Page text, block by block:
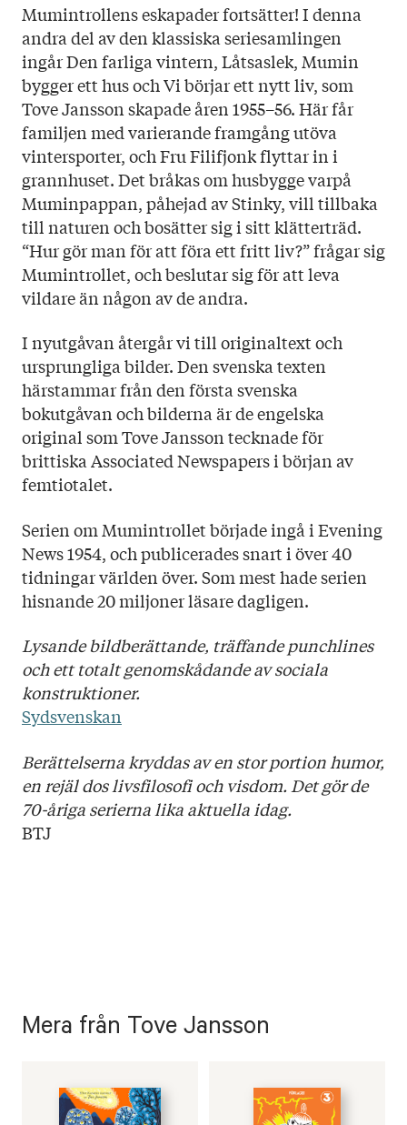
Språk: Svenska
Sidantal: 88
Format: Kartonnage
Omslag: Kobra
Mumintrollens eskapader fortsätter! I denna
andra del av den klassiska seriesamlingen
ingår Den farliga vintern, Låtsaslek, Mumin
bygger ett hus och Vi börjar ett nytt liv, som
Tove Jansson skapade åren 1955–56. Här får
familjen med varierande framgång utöva
vintersporter, och Fru Filifjonk flyttar in i
grannhuset. Det bråkas om husbygge varpå
Muminpappan, påhejad av Stinky, vill tillbaka
till naturen och bosätter sig i sitt klätterträd.
“Hur gör man för att föra ett fritt liv?” frågar sig
Mumintrollet, och beslutar sig för att leva
vildare än någon av de andra.
I nyutgåvan återgår vi till originaltext och
ursprungliga bilder. Den svenska texten
härstammar från den första svenska
bokutgåvan och bilderna är de engelska
original som Tove Jansson tecknade för
brittiska Associated Newspapers i början av
femtiotalet.
Serien om Mumintrollet började ingå i Evening
News 1954, och publicerades snart i över 40
tidningar världen över. Som mest hade serien
hisnande 20 miljoner läsare dagligen.
Lysande bildberättande, träffande punchlines
och ett totalt genomskådande av sociala
konstruktioner.
Sydsvenskan
Berättelserna kryddas av en stor portion humor,
en rejäl dos livsfilosofi och visdom. Det gör de
70-åriga serierna lika aktuella idag.
BTJ
Mera från Tove Jansson